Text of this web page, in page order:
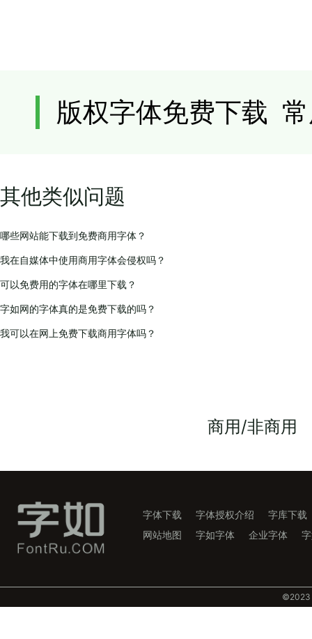
其他类似问题
哪些网站能下载到免费商用字体？
我在自媒体中使用商用字体会侵权吗？
可以免费用的字体在哪里下载？
字如网的字体真的是免费下载的吗？
我可以在网上免费下载商用字体吗？
商用/非商用
字体下载 字体授权介绍
字库下载
网站地图
字如字体 企业字体
©️2023